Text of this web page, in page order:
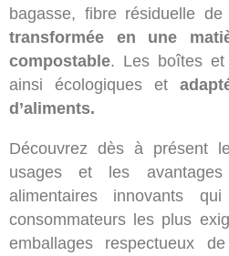
bagasse, fibre résiduelle
transformée en une
compostable. Les boîtes
ainsi écologiques et
d’aliments.
Découvrez dès à présent
usages et les
alimentaires innovants
consommateurs les plus
emballages respectueux